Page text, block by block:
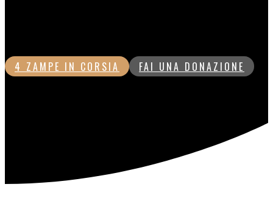
4 ZAMPE IN CORSIA FAI UNA DONAZIONE